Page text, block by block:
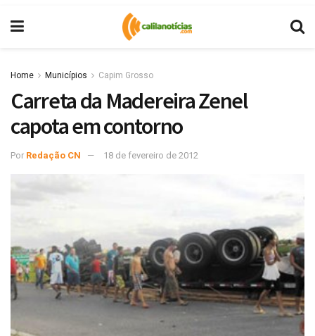
Home Municípios Capim Grosso
Carreta da Madereira Zenel
capota em contorno
Por Redação CN 18 de fevereiro de 2012